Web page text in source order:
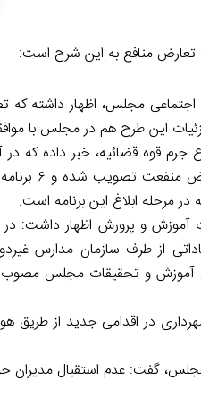
تعارض منافع به این شرح است:
اجتماعی مجلس، اظهار
این طرح هم در مجلس با
جرم قوه قضائیه، خبر داده که
ریاست
مرحله ابلاغ این برنامه است.
آموزش و پرورش اظهار داشت:
از طرف سازمان مدارس
آموزش و تحقیقات مجلس
در اقدامی جدید از
گفت: عدم استقبال